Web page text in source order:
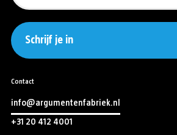
Schrijf je in
Contact
info@argumentenfabriek.nl
+31 20 412 4001